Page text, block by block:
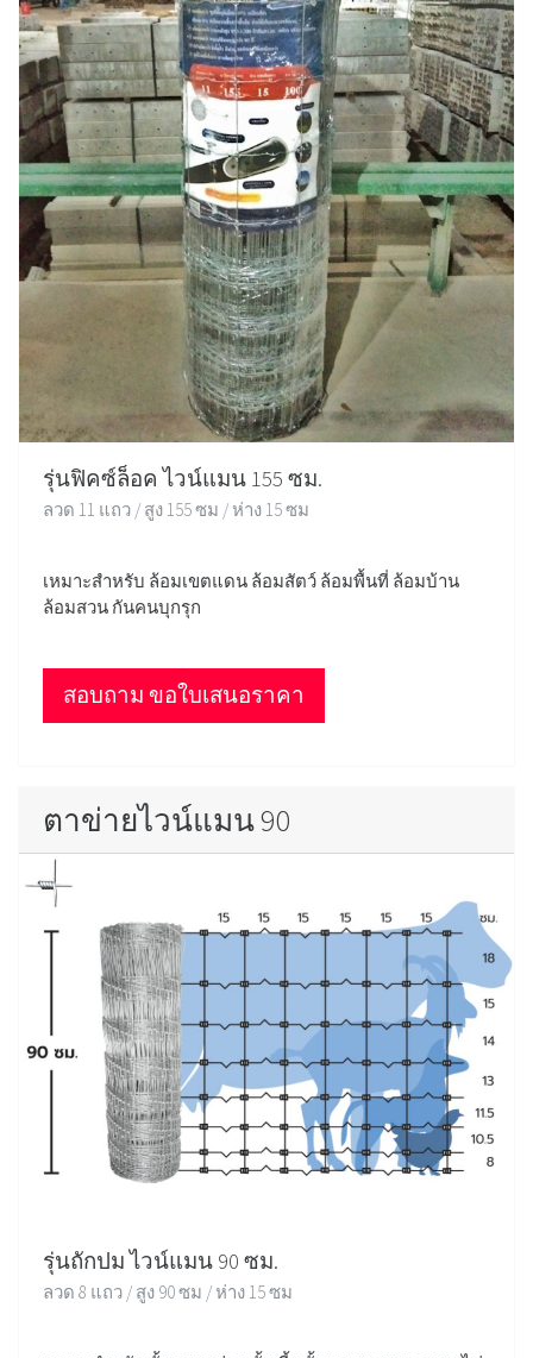
รุ่นฟิคซ์ล็อค ไวน์แมน 155 ซม.
ลวด 11 แถว / สูง 155 ซม / ห่าง 15 ซม
เหมาะสำหรับ ล้อมเขตแดน ล้อมสัตว์ ล้อมพื้นที่ ล้อมบ้าน
ล้อมสวน กันคนบุกรุก
สอบถาม ขอใบเสนอราคา
ตาข่ายไวน์แมน 90
รุ่นถักปม ไวน์แมน 90 ซม.
ลวด 8 แถว / สูง 90 ซม / ห่าง 15 ซม